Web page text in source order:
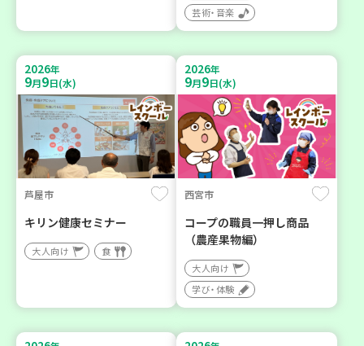
芸術・音楽
2026年
9月9日(水)
芦屋市
キリン健康セミナー
大人向け 食
2026年
9月9日(水)
西宮市
コープの職員一押し商品
（農産果物編）
大人向け
学び・体験